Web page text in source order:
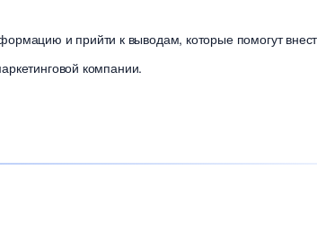
и прийти к выводам, которые помогут
компании.